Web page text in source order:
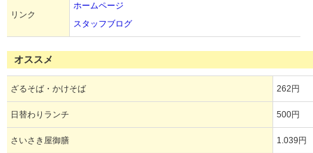
リンク
ホームページ
スタッフブログ
オススメ
ざるそば・かけそば 262円
日替わりランチ 500円
さいさき屋御膳 1.039円